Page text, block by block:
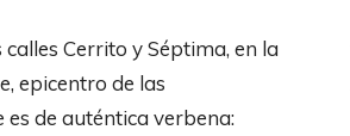
Cerrito y Séptima, en la
epicentro de las
de auténtica verbena: